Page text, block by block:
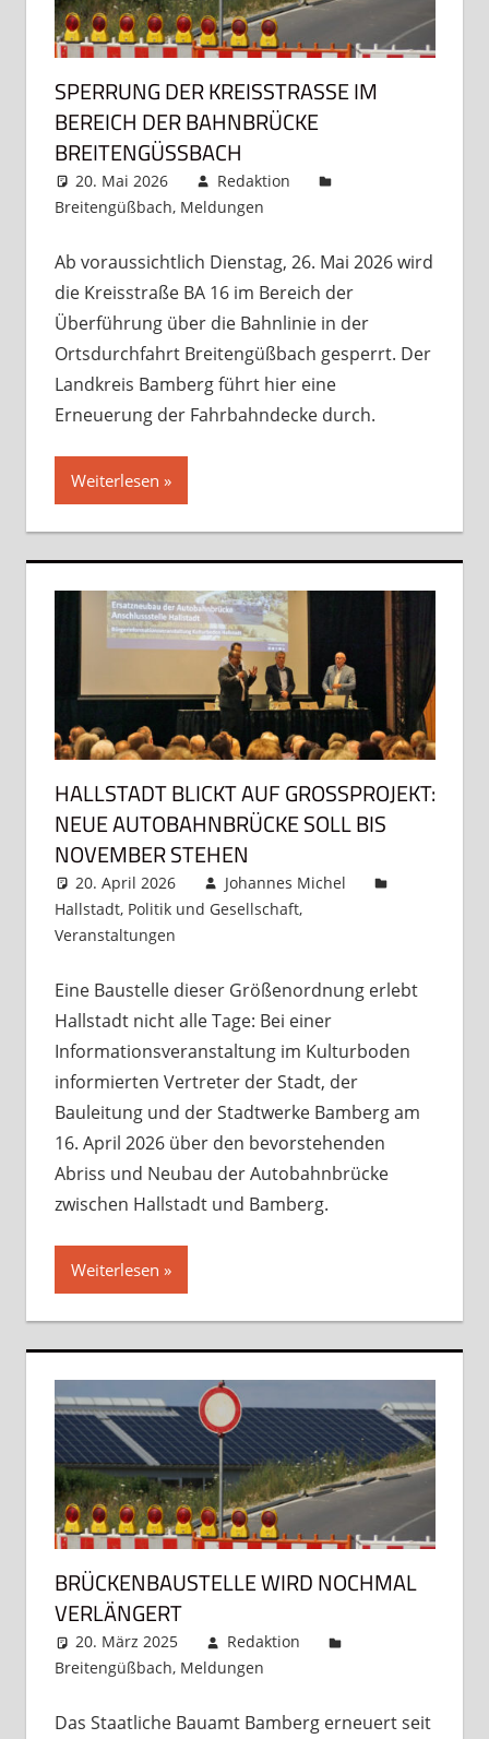
SPERRUNG DER KREISSTRASSE IM B
EREICH DER BAHNBRÜCKE B
REITENGÜSSBACH
20. Mai 2026
Redaktion
Breitengüßbach, Meldungen
Ab voraussichtlich Dienstag, 26. Mai 2026 wird
die Kreisstraße BA 16 im Bereich der
Überführung über die Bahnlinie in der
Ortsdurchfahrt Breitengüßbach gesperrt. Der
Landkreis Bamberg führt hier eine
Erneuerung der Fahrbahndecke durch.
Weiterlesen
HALLSTADT BLICKT AUF GROSSPROJEKT: N
EUE AUTOBAHNBRÜCKE SOLL BIS N
OVEMBER STEHEN
20. April 2026
Johannes Michel
Hallstadt, Politik und Gesellschaft,
Veranstaltungen
Eine Baustelle dieser Größenordnung erlebt
Hallstadt nicht alle Tage: Bei einer
Informationsveranstaltung im Kulturboden
informierten Vertreter der Stadt, der
Bauleitung und der Stadtwerke Bamberg am
16. April 2026 über den bevorstehenden
Abriss und Neubau der Autobahnbrücke
zwischen Hallstadt und Bamberg.
Weiterlesen
BRÜCKENBAUSTELLE WIRD NOCHMAL
VERLÄNGERT
20. März 2025
Redaktion
Breitengüßbach, Meldungen
Das Staatliche Bauamt Bamberg erneuert seit